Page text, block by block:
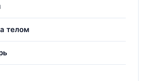
телом